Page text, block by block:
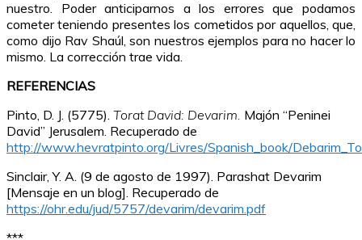
nuestro. Poder anticiparnos a los errores que podamos
cometer teniendo presentes los cometidos por aquellos, que,
como dijo Rav Shaúl, son nuestros ejemplos para no hacer lo
mismo. La corrección trae vida.
REFERENCIAS
Pinto, D. J. (5775). Torat David: Devarim. Majón “Peninei
David” Jerusalem. Recuperado de
http://www.hevratpinto.org/Livres/Spanish_book/
Sinclair, Y. A. (9 de agosto de 1997). Parashat Devarim
[Mensaje en un blog]. Recuperado de
https://ohr.edu/jud/5757/devarim/devarim.pdf